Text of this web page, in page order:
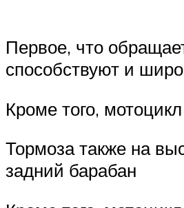
Первое, что
способствуют и
Кроме того,
Тормоза также на
задний барабан